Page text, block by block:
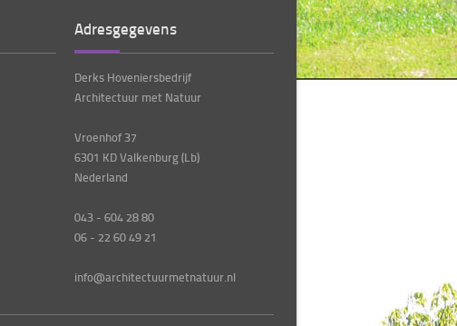
Adresgegevens
Derks Hoveniersbedrijf
Architectuur met Natuur
Vroenhof 37
6301 KD Valkenburg (Lb)
Nederland
043 - 604 28 80
06 - 22 60 49 21
info@architectuurmetnatuur.nl